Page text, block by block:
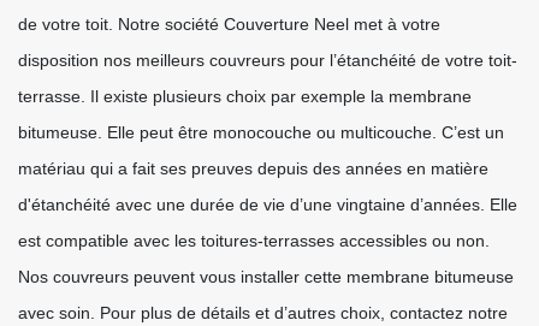
de votre toit. Notre société Couverture Neel met à votre
disposition nos meilleurs couvreurs pour l’étanchéité de votre toit-
terrasse. Il existe plusieurs choix par exemple la membrane
bitumeuse. Elle peut être monocouche ou multicouche. C’est un
matériau qui a fait ses preuves depuis des années en matière
d'étanchéité avec une durée de vie d’une vingtaine d’années. Elle
est compatible avec les toitures-terrasses accessibles ou non.
Nos couvreurs peuvent vous installer cette membrane bitumeuse
avec soin. Pour plus de détails et d’autres choix, contactez notre